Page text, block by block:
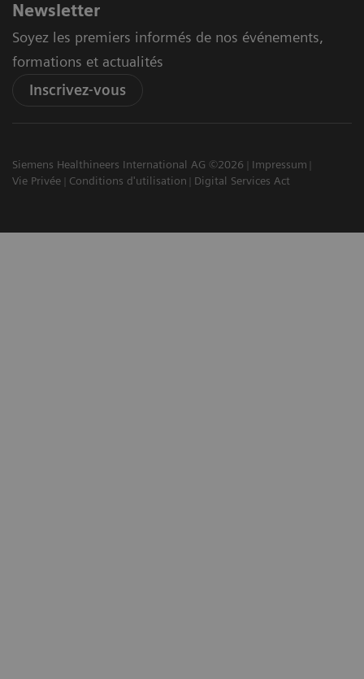
Newsletter
Soyez les premiers informés de nos événements,
formations et actualités
Inscrivez-vous
Siemens Healthineers International AG ©2026
Impressum
Vie Privée
Conditions d'utilisation Digital Services Act